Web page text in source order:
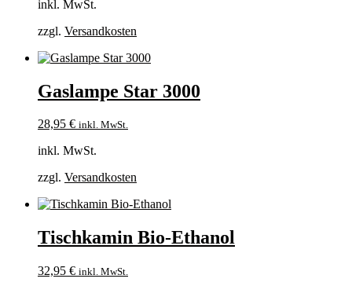
inkl. MwSt.
zzgl. Versandkosten
Gaslampe Star 3000
28,95 € inkl. MwSt.
inkl. MwSt.
zzgl. Versandkosten
Tischkamin Bio-Ethanol
32,95 € inkl. MwSt.